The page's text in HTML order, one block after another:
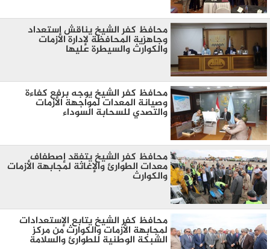
محافظ كفر الشيخ يناقش استعداد
وجاهزية المحافظة لإدارة الأزمات
والكوارث والسيطرة عليها
محافظ كفر الشيخ يوجه برفع كفاءة
وصيانة المعدات لمواجهة الأزمات
والتصدي للسحابة السوداء
محافظ كفر الشيخ يتفقد إصطفاف
معدات الطوارئ والإغاثة لمجابهة الأزمات
والكوارث
محافظ كفر الشيخ يتابع الإستعدادات
لمجابهة الأزمات والكوارث من مركز
الشبكة الوطنية للطوارئ والسلامة